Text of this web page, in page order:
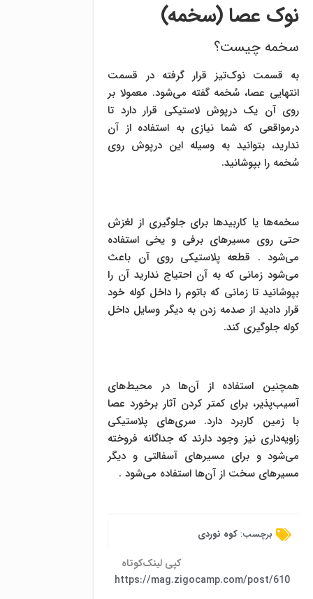
نوک عصا (سخمه)
سخمه چیست؟
به قسمت نوک‌تیز قرار گرفته در قسمت
انتهایی عصا، سُخمه گفته می‌شود. معمولا بر
روی آن یک درپوش لاستیکی قرار دارد تا
درمواقعی که شما نیازی به استفاده از آن
ندارید، بتوانید به وسیله این درپوش روی
سُخمه را بپوشانید.
سخمه‌ها یا کاربیدها برای جلوگیری از لغزش
حتی روی مسیرهای برفی و یخی استفاده
می‌شود . قطعه پلاستیکی روی آن باعث
می‌شود زمانی که به آن احتیاج ندارید آن را
بپوشانید تا زمانی که باتوم را داخل کوله خود
قرار دادید از صدمه زدن به دیگر وسایل داخل
کوله جلوگیری کند.
همچنین استفاده از آن‌ها در محیط‌های
آسیب‌پذیر، برای کمتر کردن آثار برخورد عصا
با زمین کاربرد دارد. سری‌های پلاستیکی
زاویه‌داری نیز وجود دارند که جداگانه فروخته
می‌شود و برای مسیرهای آسفالتی و دیگر
مسیرهای سخت از آن‌ها استفاده می‌شود .
برچسب: کوه نوردی
کپی لینک‌کوتاه
https://mag.zigocamp.com/post/610